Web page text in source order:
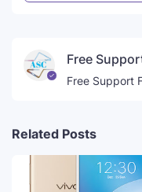
Free
Free Support
Related Posts